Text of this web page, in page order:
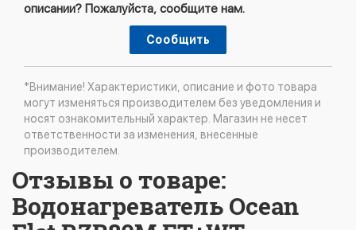
описании? Пожалуйста, сообщите нам.
Сообщить
*Внимание! Характеристики, описание и фото товара
могут изменяться производителем без уведомления и
носят ознакомительный характер. Магазин не несет
ответственности за изменения, внесенные
производителем.
Отзывы о товаре:
Водонагреватель Ocean